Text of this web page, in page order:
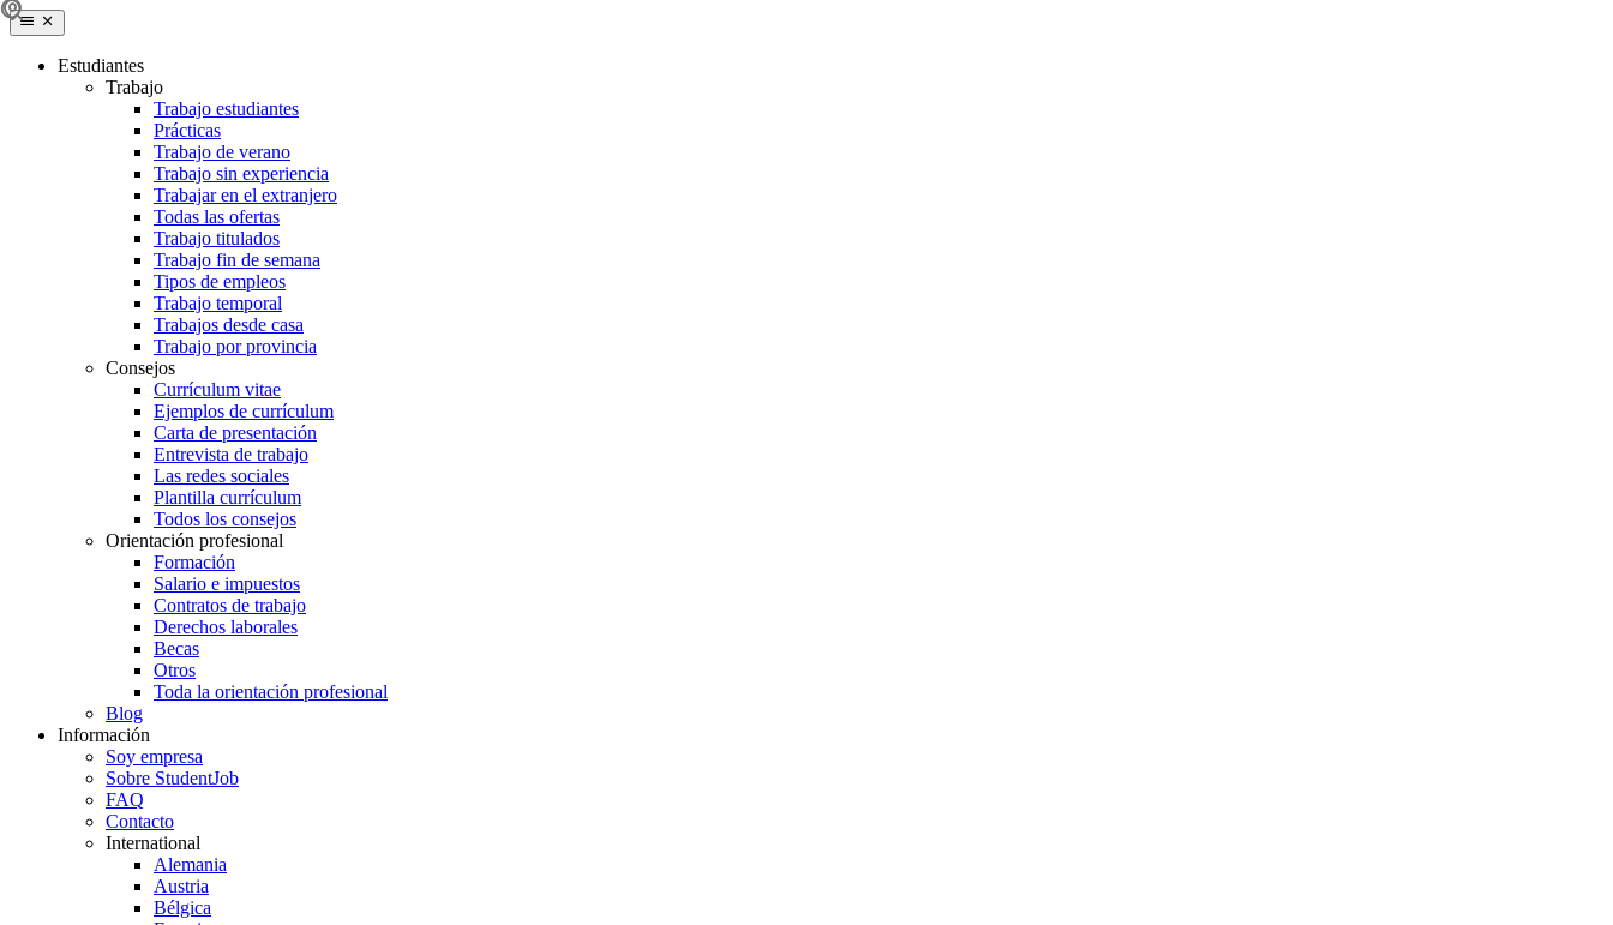
Estudiantes
Trabajo
Trabajo estudiantes
Prácticas
Trabajo de verano
Trabajo sin experiencia
Trabajar en el extranjero
Todas las ofertas
Trabajo titulados
Trabajo fin de semana
Tipos de empleos
Trabajo temporal
Trabajos desde casa
Trabajo por provincia
Consejos
Currículum vitae
Ejemplos de currículum
Carta de presentación
Entrevista de trabajo
Las redes sociales
Plantilla currículum
Todos los consejos
Orientación profesional
Formación
Salario e impuestos
Contratos de trabajo
Derechos laborales
Becas
Otros
Toda la orientación profesional
Blog
Información
Soy empresa
Sobre StudentJob
FAQ
Contacto
International
Alemania
Austria
Bélgica